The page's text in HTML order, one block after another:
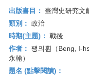
出版書目： 臺灣史研究文
類別： 政治
時期(主題)： 戰後
作者： 팽의훤（Beng, I-
永翰）
題名 (點擊閱讀)：